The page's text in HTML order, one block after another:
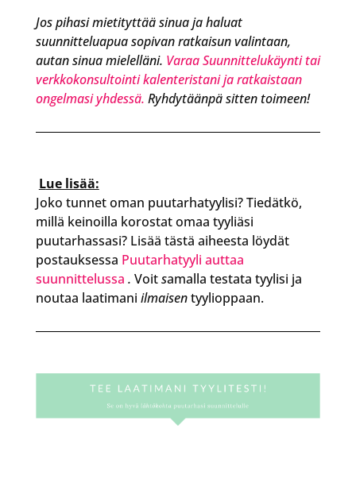
Jos pihasi mietityttää sinua ja haluat
suunnitteluapua sopivan ratkaisun valintaan,
autan sinua mielelläni. Varaa Suunnittelukäynti tai
verkkokonsultointi kalenteristani ja ratkaistaan
ongelmasi yhdessä. Ryhdytäänpä sitten toimeen!
Lue lisää:
Joko tunnet oman puutarhatyylisi? Tiedätkö,
millä keinoilla korostat omaa tyyliäsi
puutarhassasi? Lisää tästä aiheesta löydät
postauksessa Puutarhatyyli auttaa
suunnittelussa . Voitsamalla testata tyylisi ja
noutaa laatimani ilmaisentyylioppaan.